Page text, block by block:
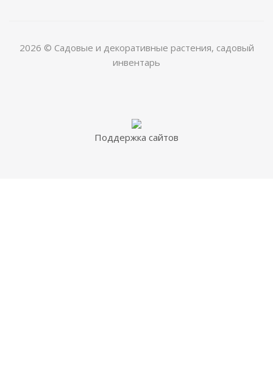
2026 © Садовые и декоративные растения, садовый
инвентарь
Поддержка сайтов